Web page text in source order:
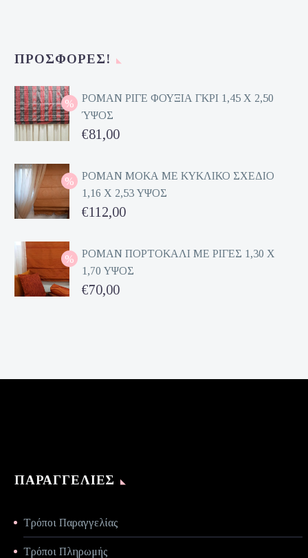
ΠΡΟΣΦΟΡΈΣ!
ΡΟΜΑΝ ΡΙΓΕ ΦΟΥΞΙΑ ΓΚΡΙ 1,45 Χ 2,50
ΎΨΟΣ
Original
was:
€162,00.
€81,00
τρέχουσα
τιμή
είναι:
ΡΟΜΑΝ ΜΟΚΑ ΜΕ ΚΥΚΛΙΚΟ ΣΧΕΔΙΟ
1,16 Χ 2,53 ΥΨΟΣ
Original
was:
€224,00.
€112,00
τρέχουσα
τιμή
είναι:
ΡΟΜΑΝ ΠΟΡΤΟΚΑΛΙ ΜΕ ΡΙΓΕΣ 1,30 Χ
1,70 ΥΨΟΣ
Original
€70,00
ΠΑΡΑΓΓΕΛΊΕΣ
Τρόποι Παραγγελίας
Τρόποι Πληρωμής